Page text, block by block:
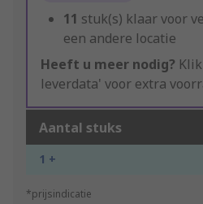
11 stuk(s) klaar voor
een andere locatie
Heeft u meer nodig?
leverdata' voor extra
Aantal stuks
1 +
*prijsindicatie